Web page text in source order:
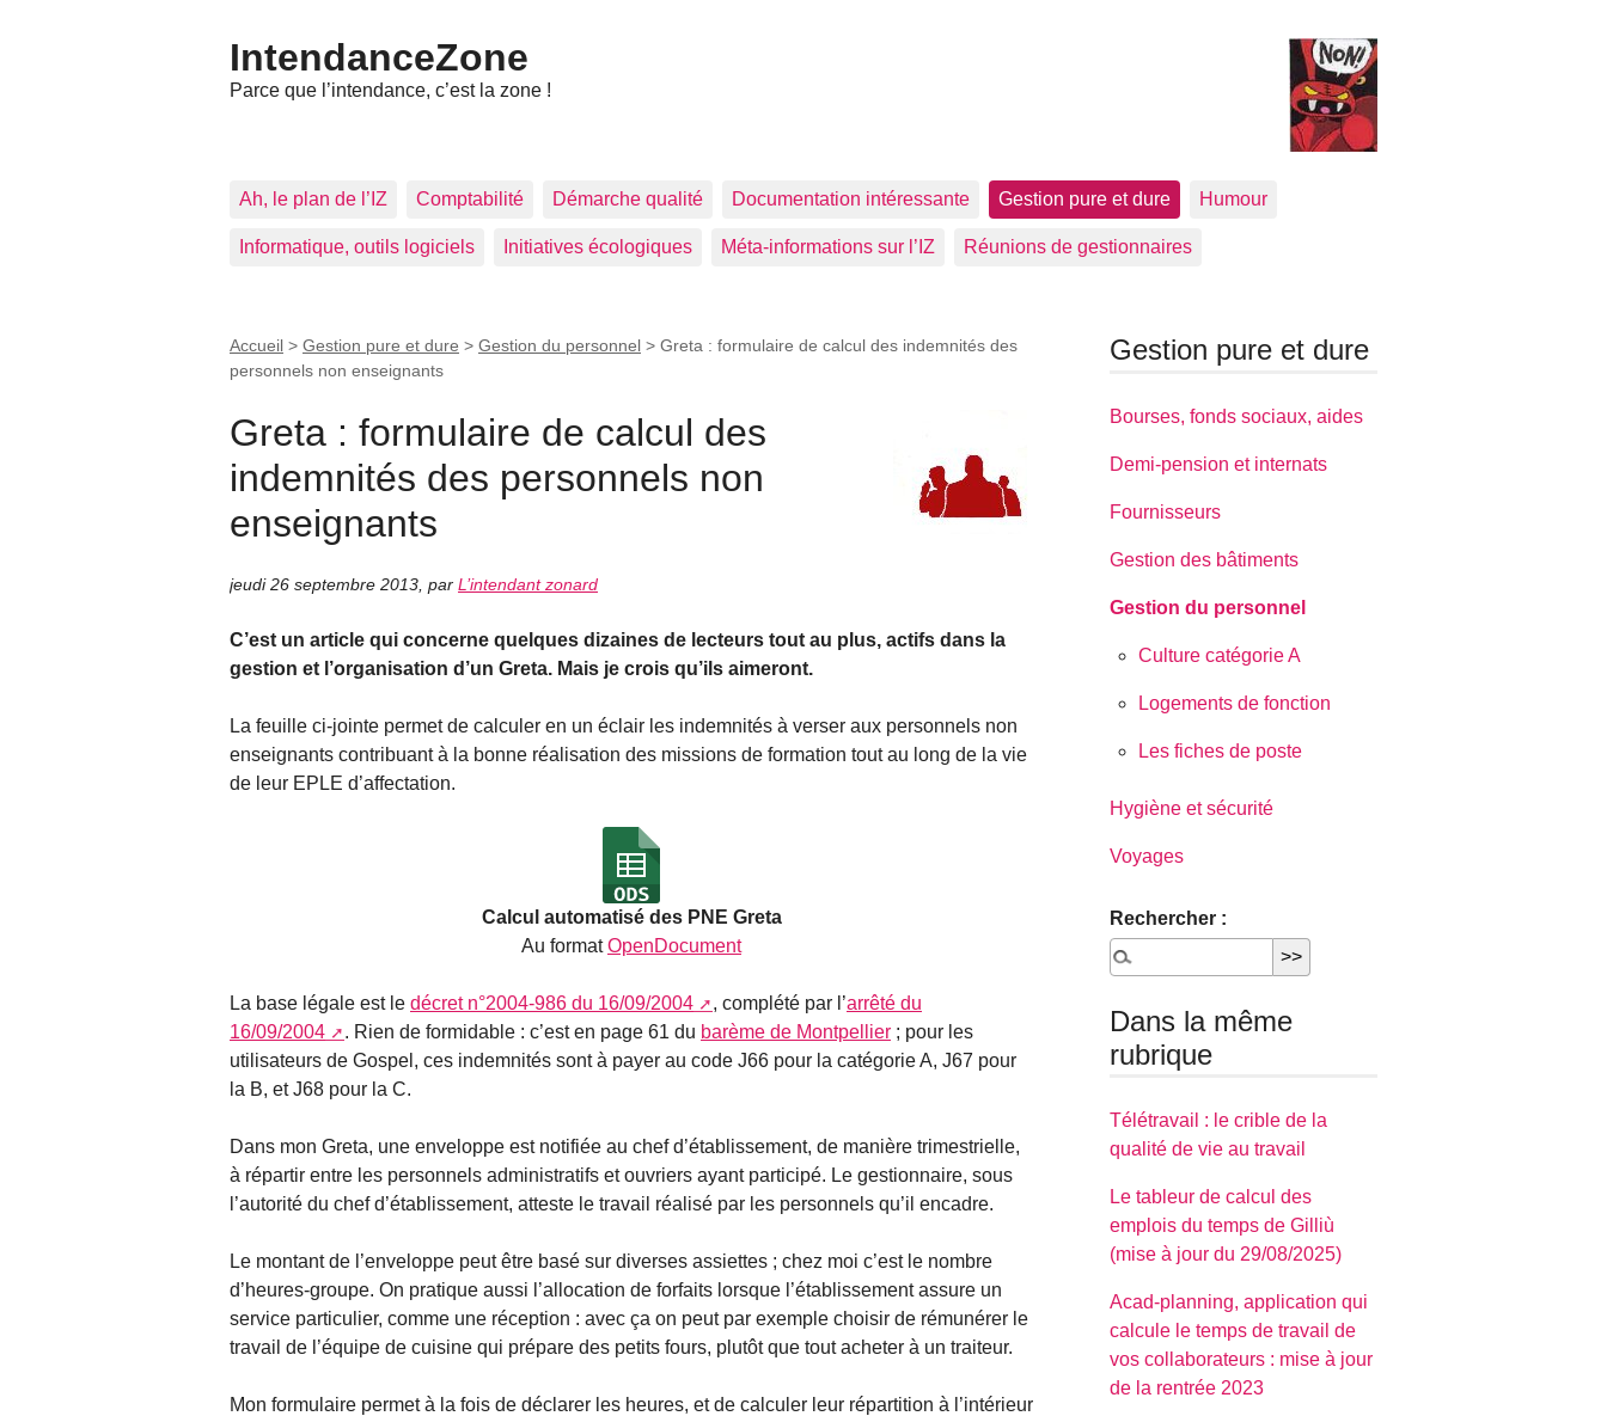
IntendanceZone
Parce que l’intendance, c’est la zone !
Ah, le plan de l’IZ Comptabilité Démarche qualité Documentation intéressante Gestion pure et dure Humour
Informatique, outils logiciels Initiatives écologiques Méta-informations sur l’IZ Réunions de gestionnaires
Accueil > Gestion pure et dure > Gestion du personnel > Greta : formulaire de calcul des indemnités des
personnels non enseignants
Greta : formulaire de calcul des
indemnités des personnels non
enseignants
jeudi 26 septembre 2013 par L’intendant zonard
C’est un article qui concerne quelques dizaines de lecteurs tout au plus, actifs dans la
gestion et l’organisation d’un Greta. Mais je crois qu’ils aimeront.
La feuille ci-jointe permet de calculer en un éclair les indemnités à verser aux personnels non
enseignants contribuant à la bonne réalisation des missions de formation tout au long de la vie
de leur EPLE d’affectation.
Calcul automatisé des PNE Greta
Au formatOpenDocument
La base légale est le décret n°2004-986 du 16/09/2004 , complété par l’arrêté du
16/09/2004
. Rien de formidable : c’est en page 61 du barème de Montpellier ; pour les
utilisateurs de Gospel, ces indemnités sont à payer au code J66 pour la catégorie A, J67 pour
la B, et J68 pour la C.
Dans mon Greta, une enveloppe est notifiée au chef d’établissement, de manière trimestrielle,
à répartir entre les personnels administratifs et ouvriers ayant participé. Le gestionnaire, sous
l’autorité du chef d’établissement, atteste le travail réalisé par les personnels qu’il encadre.
Le montant de l’enveloppe peut être basé sur diverses assiettes ; chez moi c’est le nombre
d’heures-groupe. On pratique aussi l’allocation de forfaits lorsque l’établissement assure un
service particulier, comme une réception : avec ça on peut par exemple choisir de rémunérer le
travail de l’équipe de cuisine qui prépare des petits fours, plutôt que tout acheter à un traiteur.
Mon formulaire permet à la fois de déclarer les heures, et de calculer leur répartition à l’intérieur
Gestion pure et dure
Bourses, fonds sociaux, aides
Demi-pension et internats
Fournisseurs
Gestion des bâtiments
Gestion du personnel
Culture catégorie A
Logements de fonction
Les fiches de poste
Hygiène et sécurité
Voyages
Rechercher :
Dans la même
rubrique
Télétravail : le crible de la
qualité de vie au travail
Le tableur de calcul des
emplois du temps de Gilliù
(mise à jour du 29/08/2025)
Acad-planning, application qui
calcule le temps de travail de
vos collaborateurs : mise à jour
de la rentrée 2023